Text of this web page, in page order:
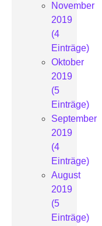
November
2019
(4
Einträge)
Oktober
2019
(5
Einträge)
September
2019
(4
Einträge)
August
2019
(5
Einträge)